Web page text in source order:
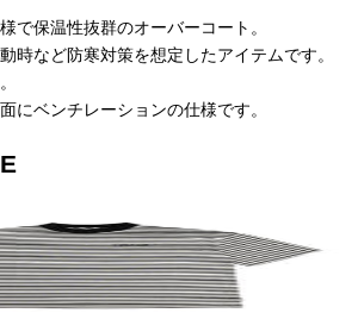
で保温性抜群のオーバーコート。
時など防寒対策を想定したアイテムです。
にベンチレーションの仕様です。